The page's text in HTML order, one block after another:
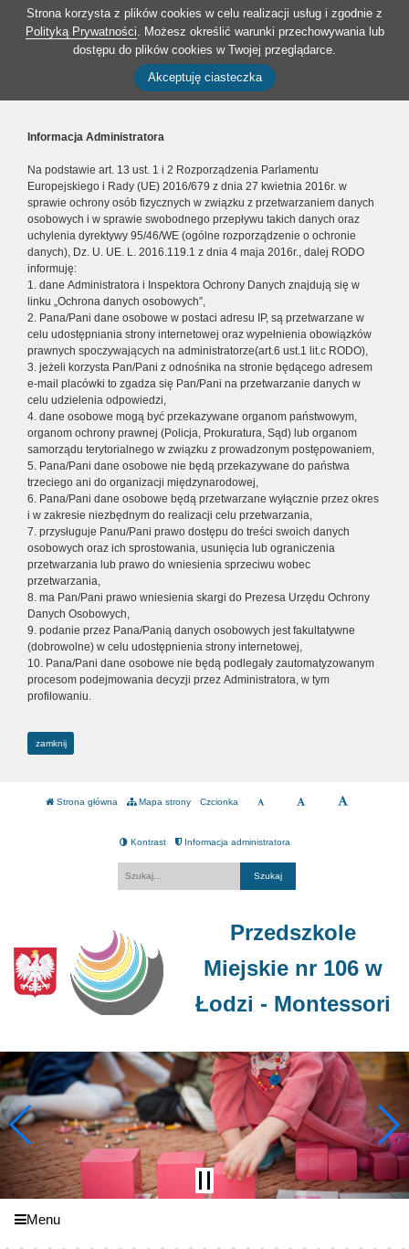
Strona korzysta z plików cookies w celu realizacji usług i zgodnie z
Polityką Prywatności. Możesz określić warunki przechowywania lub
dostępu do plików cookies w Twojej przeglądarce.
Akceptuję ciasteczka
Informacja Administratora
Na podstawie art. 13 ust. 1 i 2 Rozporządzenia Parlamentu
Europejskiego i Rady (UE) 2016/679 z dnia 27 kwietnia 2016r. w
sprawie ochrony osób fizycznych w związku z przetwarzaniem danych
osobowych i w sprawie swobodnego przepływu takich danych oraz
uchylenia dyrektywy 95/46/WE (ogólne rozporządzenie o ochronie
danych), Dz. U. UE. L. 2016.119.1 z dnia 4 maja 2016r., dalej RODO
informuję:
1. dane Administratora i Inspektora Ochrony Danych znajdują się w
linku „Ochrona danych osobowych”,
2. Pana/Pani dane osobowe w postaci adresu IP, są przetwarzane w
celu udostępniania strony internetowej oraz wypełnienia obowiązków
prawnych spoczywających na administratorze(art.6 ust.1 lit.c RODO),
3. jeżeli korzysta Pan/Pani z odnośnika na stronie będącego adresem
e-mail placówki to zgadza się Pan/Pani na przetwarzanie danych w
celu udzielenia odpowiedzi,
4. dane osobowe mogą być przekazywane organom państwowym,
organom ochrony prawnej (Policja, Prokuratura, Sąd) lub organom
samorządu terytorialnego w związku z prowadzonym postępowaniem,
5. Pana/Pani dane osobowe nie będą przekazywane do państwa
trzeciego ani do organizacji międzynarodowej,
6. Pana/Pani dane osobowe będą przetwarzane wyłącznie przez okres
i w zakresie niezbędnym do realizacji celu przetwarzania,
7. przysługuje Panu/Pani prawo dostępu do treści swoich danych
osobowych oraz ich sprostowania, usunięcia lub ograniczenia
przetwarzania lub prawo do wniesienia sprzeciwu wobec
przetwarzania,
8. ma Pan/Pani prawo wniesienia skargi do Prezesa Urzędu Ochrony
Danych Osobowych,
9. podanie przez Pana/Panią danych osobowych jest fakultatywne
(dobrowolne) w celu udostępnienia strony internetowej,
10. Pana/Pani dane osobowe nie będą podlegały zautomatyzowanym
procesom podejmowania decyzji przez Administratora, w tym
profilowaniu.
zamknij
Strona główna Mapa strony Czcionka
Kontrast Informacja administratora
Przedszkole
Miejskie nr 106 w
Łodzi - Montessori
Menu